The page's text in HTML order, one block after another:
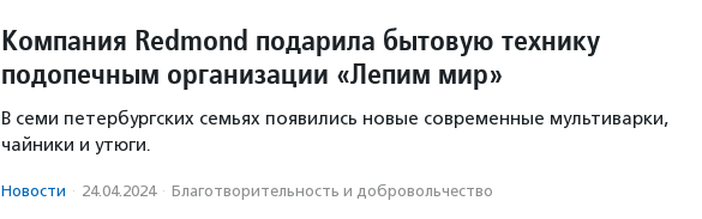
Компания Redmond подарила бытовую технику
подопечным организации «Лепим мир»
В семи петербургских семьях появились новые современные мультиварки,
чайники и утюги.
Новости · 24.04.2024 · Благотвори­тель­ность и доброволь­чест­во